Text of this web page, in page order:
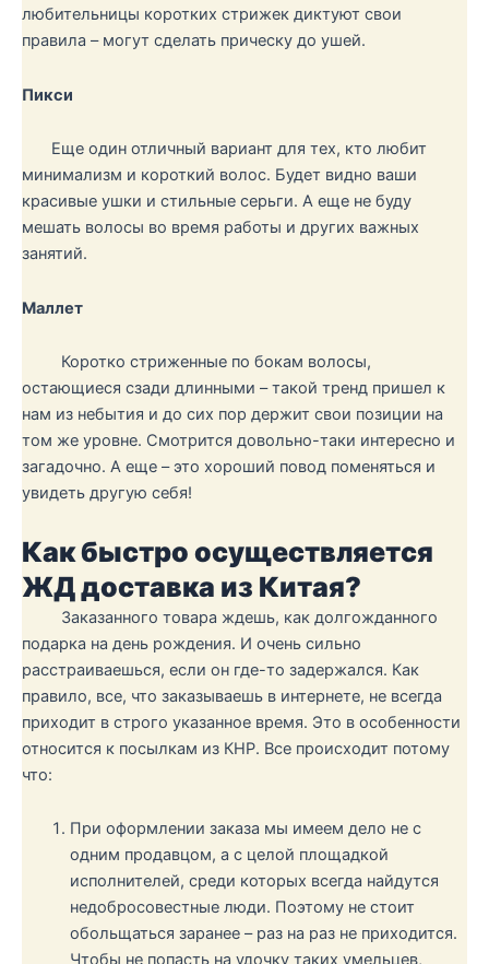
любительницы коротких стрижек диктуют свои
правила – могут сделать прическу до ушей.
Пикси
Еще один отличный вариант для тех, кто любит
минимализм и короткий волос. Будет видно ваши
красивые ушки и стильные серьги. А еще не буду
мешать волосы во время работы и других важных
занятий.
Маллет
Коротко стриженные по бокам волосы,
остающиеся сзади длинными – такой тренд пришел к
нам из небытия и до сих пор держит свои позиции на
том же уровне. Смотрится довольно-таки интересно и
загадочно. А еще – это хороший повод поменяться и
увидеть другую себя!
Как быстро осуществляется
ЖД доставка из Китая?
Заказанного товара ждешь, как долгожданного
подарка на день рождения. И очень сильно
расстраиваешься, если он где-то задержался. Как
правило, все, что заказываешь в интернете, не всегда
приходит в строго указанное время. Это в особенности
относится к посылкам из КНР. Все происходит потому
что:
При оформлении заказа мы имеем дело не с
одним продавцом, а с целой площадкой
исполнителей, среди которых всегда найдутся
недобросовестные люди. Поэтому не стоит
обольщаться заранее – раз на раз не приходится.